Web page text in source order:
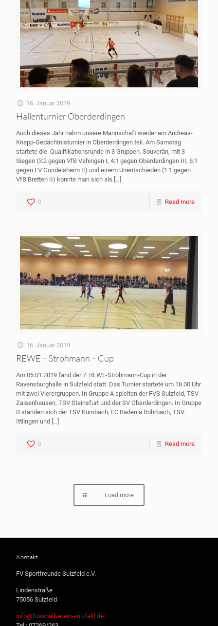
16. Januar 2019
Hallenturnier Oberderdingen
Auch dieses Jahr nahm unsere Mannschaft wieder am Andreas-
Knapp-Gedächtnisturnier in Oberderdingen teil. Am Samstag
startete die Qualifikationsrunde in 3 Gruppen. Souverän, mit 3
Siegen (3:2 gegen VfB Vahingen I, 4:1 gegen Oberderdingen III, 6:1
gegen FV Gondelsheim II) und einem Unentschieden (1:1 gegen
VfB Bretten II) konnte man sich als […]
0 Read more
16. Januar 2019
REWE – Ströhmann – Cup
Am 05.01.2019 fand der 7. REWE-Ströhmann-Cup in der
Ravensburghalle in Sulzfeld statt. Das Turnier startete um 18.00 Uhr
mit zwei Vierergruppen. In Gruppe A spielten der FVS Sulzfeld, TSV
Zaisenhausen, TSV Steinsfurt und der SV Oberderdingen. In Gruppe
B standen sich der TSV Kürnbach, FC Badenia Rohrbach, TSV
Ittlingen und […]
0 Read more
Load more
Kontakt
FV Sportfreunde Sulzfeld e.V.
Lindenstraße
75056 Sulzfeld
info@fussballverein-sulzfeld.de